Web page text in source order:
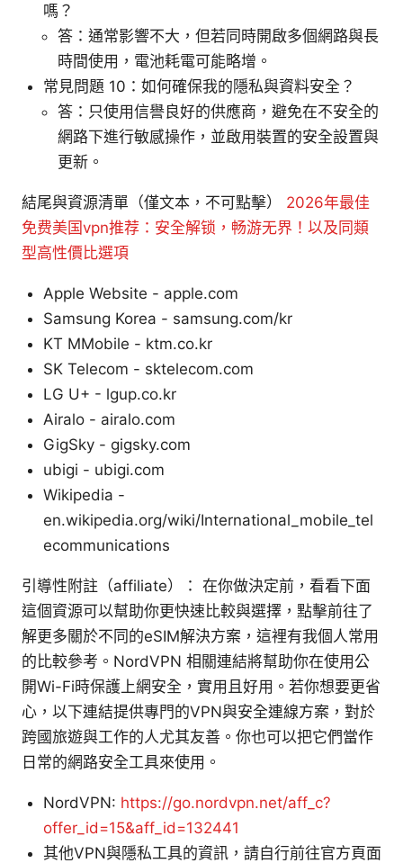
嗎？
答：通常影響不大，但若同時開啟多個網路與長
時間使用，電池耗電可能略增。
常見問題 10：如何確保我的隱私與資料安全？
答：只使用信譽良好的供應商，避免在不安全的
網路下進行敏感操作，並啟用裝置的安全設置與
更新。
結尾與資源清單（僅文本，不可點擊） 2026年最佳
免费美国vpn推荐：安全解锁，畅游无界！以及同類
型高性價比選項
Apple Website - apple.com
Samsung Korea - samsung.com/kr
KT MMobile - ktm.co.kr
SK Telecom - sktelecom.com
LG U+ - lgup.co.kr
Airalo - airalo.com
GigSky - gigsky.com
ubigi - ubigi.com
Wikipedia -
en.wikipedia.org/wiki/International_mobile_tel
ecommunications
引導性附註（affiliate）： 在你做決定前，看看下面
這個資源可以幫助你更快速比較與選擇，點擊前往了
解更多關於不同的eSIM解決方案，這裡有我個人常用
的比較參考。NordVPN 相關連結將幫助你在使用公
開Wi-Fi時保護上網安全，實用且好用。若你想要更省
心，以下連結提供專門的VPN與安全連線方案，對於
跨國旅遊與工作的人尤其友善。你也可以把它們當作
日常的網路安全工具來使用。
NordVPN: https://go.nordvpn.net/aff_c?
offer_id=15&aff_id=132441
其他VPN與隱私工具的資訊，請自行前往官方頁面